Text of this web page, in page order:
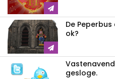
De
ok?
gesloge.